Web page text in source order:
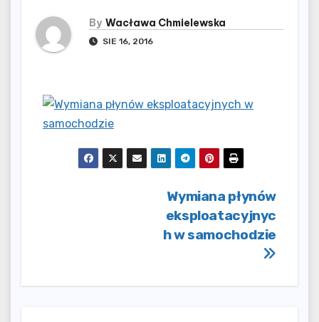
By Wacława Chmielewska
SIE 16, 2016
NawigacjaWymiana płynów
eksploatacyjnyc
h w samochodzie